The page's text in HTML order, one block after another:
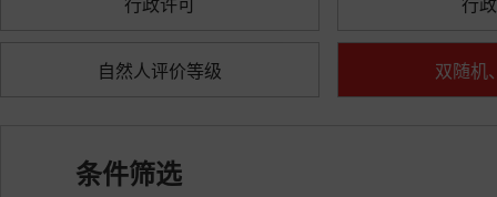
自然人评价等级 双随机
条件筛选